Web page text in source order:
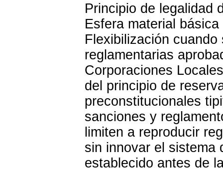
Principio de legalidad
Esfera material
Flexibilización
reglamentarias
Corporaciones
del principio de
preconstitucionales
sanciones y
limiten a reproducir
sin innovar el sistema
establecido antes de